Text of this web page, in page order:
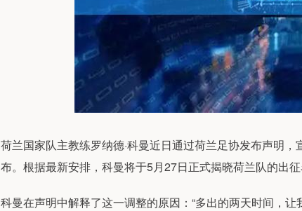
荷兰国家队主教练罗纳德·科曼近日通过荷兰足协发布声明
布。根据最新安排，科曼将于5月27日正式揭晓荷兰队的出
科曼在声明中解释了这一调整的原因：“多出的两天时间，